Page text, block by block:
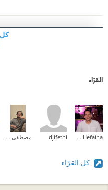
القرّاء
djifethi
كل القرّاء